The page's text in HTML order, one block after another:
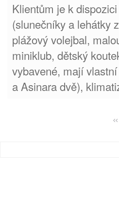
Klientům je k
(slunečníky a lehátky
plážový volejbal,
miniklub, dětský
vybavené, mají
a Asinara dvě),